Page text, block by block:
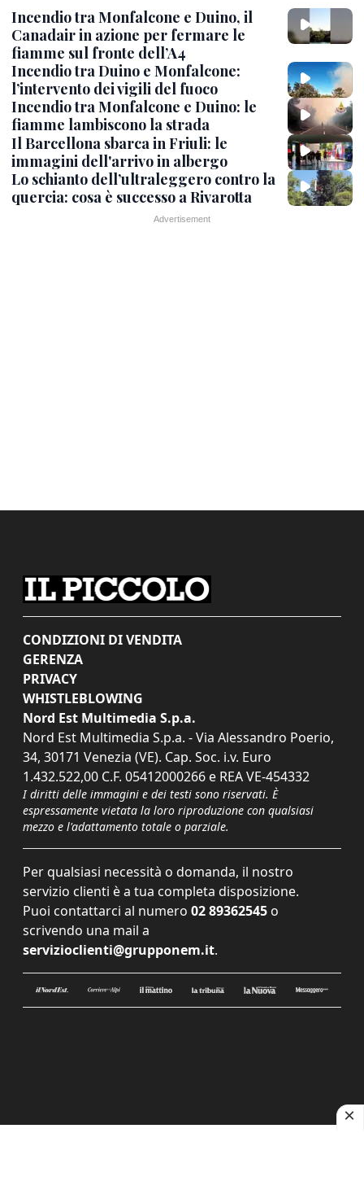
Incendio tra Monfalcone e Duino, il
Canadair in azione per fermare le
fiamme sul fronte dell’A4
Incendio tra Duino e Monfalcone:
l’intervento dei vigili del fuoco
Incendio tra Monfalcone e Duino: le
fiamme lambiscono la strada
Il Barcellona sbarca in Friuli: le
immagini dell'arrivo in albergo
Lo schianto dell’ultraleggero contro la
quercia: cosa è successo a Rivarotta
CONDIZIONI DI VENDITA
GERENZA
PRIVACY
WHISTLEBLOWING
Nord Est Multimedia S.p.a.
Nord Est Multimedia S.p.a. - Via Alessandro Poerio,
34, 30171 Venezia (VE). Cap. Soc. i.v. Euro
1.432.522,00 C.F. 05412000266 e REA VE-454332
I diritti delle immagini e dei testi sono riservati. È
espressamente vietata la loro riproduzione con qualsiasi
mezzo e l'adattamento totale o parziale.
Per qualsiasi necessità o domanda, il nostro
servizio clienti è a tua completa disposizione.
Puoi contattarci al numero 02 89362545 o
scrivendo una mail a
servizioclienti@grupponem.it.